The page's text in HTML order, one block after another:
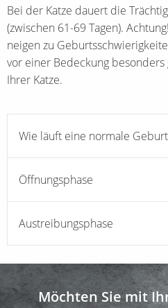
Bei der Katze dauert die
(zwischen 61-69 Tagen).
neigen zu
vor einer Bedeckung
Ihrer Katze.
Wie läuft eine normale
Öffnungsphase
Austreibungsphase
Möchten Sie mit